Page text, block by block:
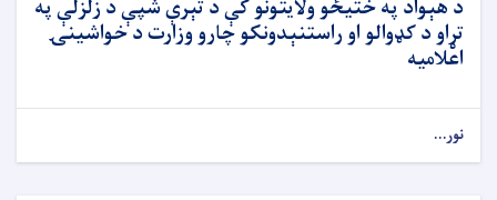
د هېواد په ختیځو ولایتونو کې د تېرې شپې د زلزلې په
تړاو د کډوالو او راستنېدونکو چارو وزارت د خواشینۍ
اعلامیه
نور...